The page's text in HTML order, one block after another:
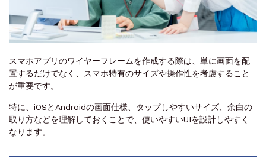
スマホアプリのワイヤーフレームを作成する際は、単に画面を配
置するだけでなく、スマホ特有のサイズや操作性を考慮すること
が重要です。
特に、iOSとAndroidの画面仕様、タップしやすいサイズ、余白の
取り方などを理解しておくことで、使いやすいUIを設計しやすく
なります。